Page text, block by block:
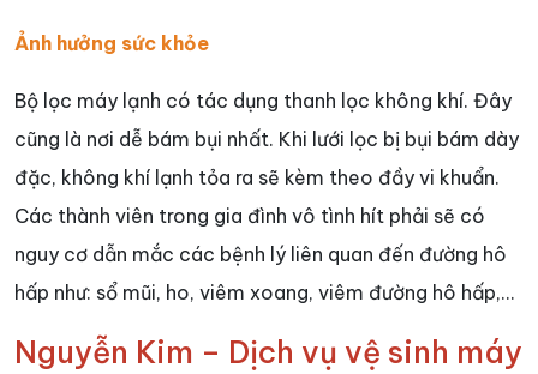
Ảnh hưởng sức khỏe
Bộ lọc máy lạnh có tác dụng thanh lọc không khí. Đây
cũng là nơi dễ bám bụi nhất. Khi lưới lọc bị bụi bám dày
đặc, không khí lạnh tỏa ra sẽ kèm theo đầy vi khuẩn.
Các thành viên trong gia đình vô tình hít phải sẽ có
nguy cơ dẫn mắc các bệnh lý liên quan đến đường hô
hấp như: sổ mũi, ho, viêm xoang, viêm đường hô hấp,…
Nguyễn Kim – Dịch vụ vệ sinh máy